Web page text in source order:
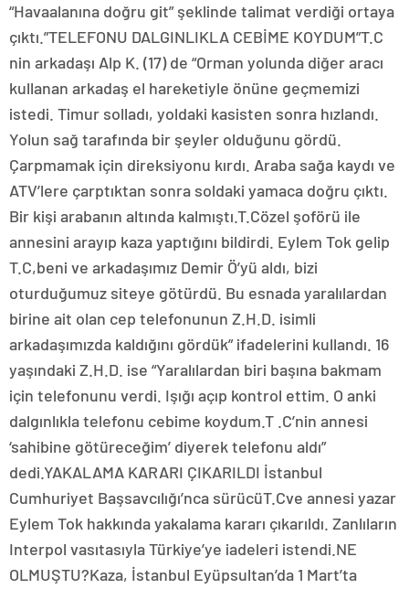
“Havaalanına doğru git” şeklinde talimat verdiği ortaya
çıktı.”TELEFONU DALGINLIKLA CEBİME KOYDUM”T.C
nin arkadaşı Alp K. (17) de “Orman yolunda diğer aracı
kullanan arkadaş el hareketiyle önüne geçmemizi
istedi. Timur solladı, yoldaki kasisten sonra hızlandı.
Yolun sağ tarafında bir şeyler olduğunu gördü.
Çarpmamak için direksiyonu kırdı. Araba sağa kaydı ve
ATV’lere çarptıktan sonra soldaki yamaca doğru çıktı.
Bir kişi arabanın altında kalmıştı.T.Cözel şoförü ile
annesini arayıp kaza yaptığını bildirdi. Eylem Tok gelip
T.C,beni ve arkadaşımız Demir Ö’yü aldı, bizi
oturduğumuz siteye götürdü. Bu esnada yaralılardan
birine ait olan cep telefonunun Z.H.D. isimli
arkadaşımızda kaldığını gördük” ifadelerini kullandı. 16
yaşındaki Z.H.D. ise “Yaralılardan biri başına bakmam
için telefonunu verdi. Işığı açıp kontrol ettim. O anki
dalgınlıkla telefonu cebime koydum.T .C’nin annesi
‘sahibine götüreceğim’ diyerek telefonu aldı”
dedi.YAKALAMA KARARI ÇIKARILDI İstanbul
Cumhuriyet Başsavcılığı’nca sürücüT.Cve annesi yazar
Eylem Tok hakkında yakalama kararı çıkarıldı. Zanlıların
Interpol vasıtasıyla Türkiye’ye iadeleri istendi.NE
OLMUŞTU?Kaza, İstanbul Eyüpsultan’da 1 Mart’ta